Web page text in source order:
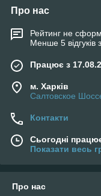
Про нас
Рейтинг не
Менше 5 відгуків
Працює з
м. Харків
Салтовское
Контакти
Сьогодні
Показати весь
Про нас